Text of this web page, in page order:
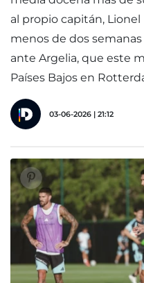
al propio capitán,
menos de dos
ante Argelia, que este
Países Bajos en
03-06-2026 | 21:12